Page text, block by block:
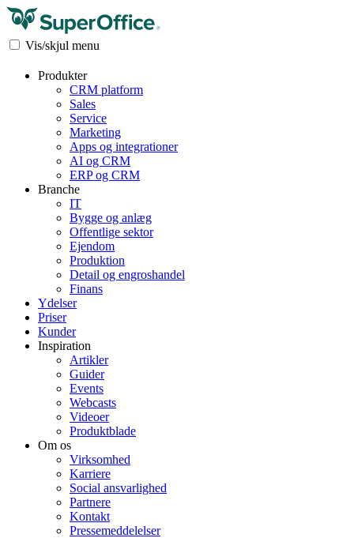
Vis/skjul menu
Produkter
CRM platform
Sales
Service
Marketing
Apps og integrationer
AI og CRM
ERP og CRM
Branche
IT
Bygge og anlæg
Offentlige sektor
Ejendom
Produktion
Detail og engroshandel
Finans
Ydelser
Priser
Kunder
Inspiration
Artikler
Guider
Events
Webcasts
Videoer
Produktblade
Om os
Virksomhed
Karriere
Social ansvarlighed
Partnere
Kontakt
Pressemeddelelser